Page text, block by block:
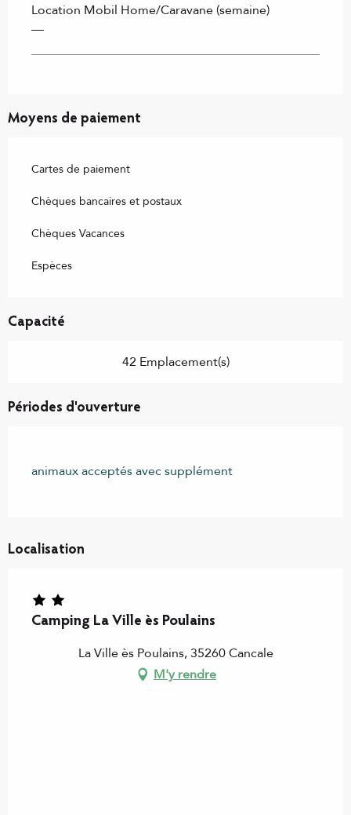
Location Mobil Home/Caravane (semaine)
—
Moyens de paiement
Cartes de paiement
Chèques bancaires et postaux
Chèques Vacances
Espèces
Capacité
42 Emplacement(s)
Périodes d'ouverture
animaux acceptés avec supplément
Localisation
Camping La Ville ès Poulains
La Ville ès Poulains, 35260 Cancale
M'y rendre